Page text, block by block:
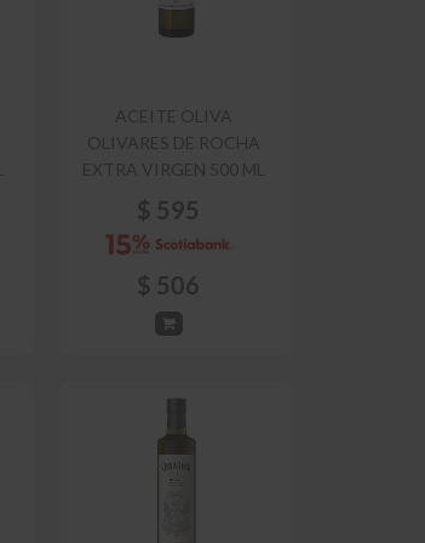
ACEITE OLIVA
OLIVARES DE ROCHA
EXTRA VIRGEN 500 ML
$ 595
$ 506